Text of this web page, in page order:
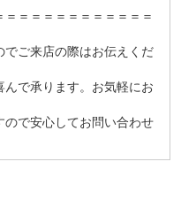
＝＝＝＝＝＝＝＝＝＝＝
ご来店の際はお伝えくだ
で承ります。お気軽にお
で安心してお問い合わせ